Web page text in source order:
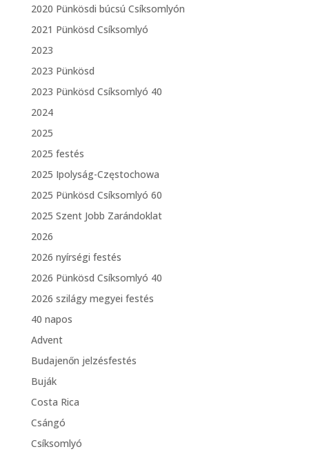
2020 Pünkösdi búcsú Csíksomlyón
2021 Pünkösd Csíksomlyó
2023
2023 Pünkösd
2023 Pünkösd Csíksomlyó 40
2024
2025
2025 festés
2025 Ipolyság-Częstochowa
2025 Pünkösd Csíksomlyó 60
2025 Szent Jobb Zarándoklat
2026
2026 nyírségi festés
2026 Pünkösd Csíksomlyó 40
2026 szilágy megyei festés
40 napos
Advent
Budajenőn jelzésfestés
Buják
Costa Rica
Csángó
Csíksomlyó